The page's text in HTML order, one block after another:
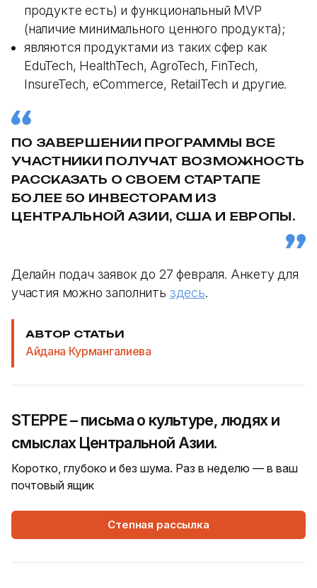
продукте есть) и функциональный MVP
(наличие минимального ценного продукта);
являются продуктами из таких сфер как
EduTech, HealthTech, AgroTech, FinTech,
InsureTech, eCommerce, RetailTech и другие.
ПО ЗАВЕРШЕНИИ ПРОГРАММЫ ВСЕ
УЧАСТНИКИ ПОЛУЧАТ ВОЗМОЖНОСТЬ
РАССКАЗАТЬ О СВОЕМ СТАРТАПЕ
БОЛЕЕ 50 ИНВЕСТОРАМ ИЗ
ЦЕНТРАЛЬНОЙ АЗИИ, США И ЕВРОПЫ.
Делайн подач заявок до 27 февраля. Анкету для
участия можно заполнить здесь.
АВТОР СТАТЬИ
Айдана Курмангалиева
STEPPE – письма о культуре, людях и
смыслах Центральной Азии.
Коротко, глубоко и без шума. Раз в неделю — в ваш
почтовый ящик
Степная рассылка